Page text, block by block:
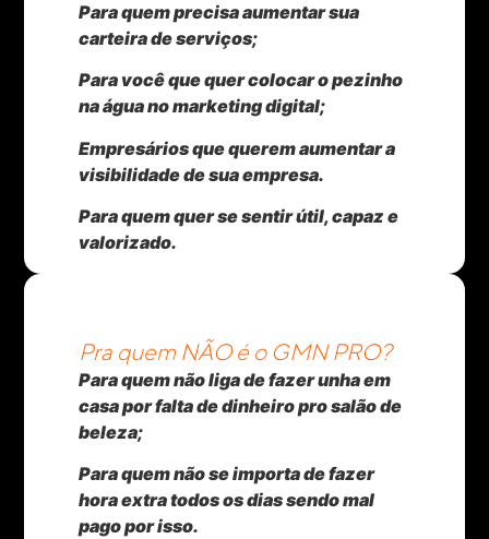
Para quem precisa aumentar sua
carteira de serviços;
Para você que quer colocar o pezinho
na água no marketing digital;
Empresários que querem aumentar a
visibilidade de sua empresa.
Para quem quer se sentir útil, capaz e
valorizado.
Pra quem NÃO é o GMN PRO?
Para quem não liga de fazer unha em
casa por falta de dinheiro pro salão de
beleza;
Para quem não se importa de fazer
hora extra todos os dias sendo mal
pago por isso.